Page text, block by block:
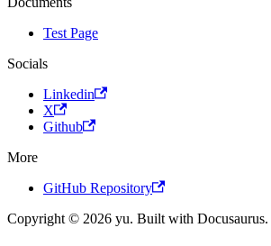
Test Page
Socials
Linkedin
X
Github
More
GitHub Repository
Copyright © 2026 yu. Built with Docusaurus.